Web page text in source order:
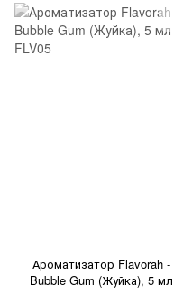
Ароматизатор Flavorah -
Bubble Gum (Жуйка), 5 мл